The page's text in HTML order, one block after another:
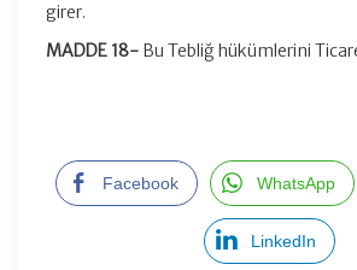
girer.
MADDE 18- Bu Tebliğ hükümlerini
Facebook WhatsApp
LinkedIn